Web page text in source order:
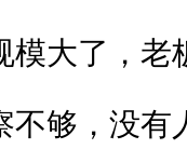
模大了，老
不够，没有